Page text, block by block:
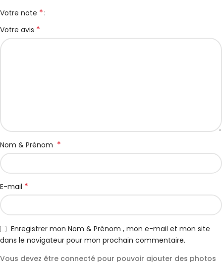
Votre note *
Votre avis *
Nom & Prénom *
E-mail *
Enregistrer mon Nom & Prénom , mon e-mail et mon site
dans le navigateur pour mon prochain commentaire.
Vous devez être connecté pour pouvoir ajouter des photos